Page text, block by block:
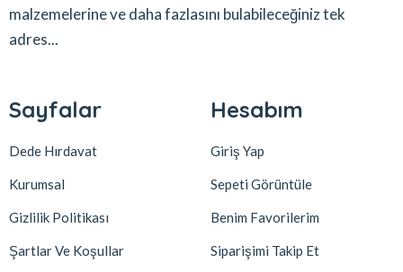
malzemelerine ve daha fazlasını bulabileceğiniz tek
adres...
Sayfalar
Dede Hırdavat
Kurumsal
Gizlilik Politikası
Şartlar Ve Koşullar
Hesabım
Giriş Yap
Sepeti Görüntüle
Benim Favorilerim
Siparişimi Takip Et